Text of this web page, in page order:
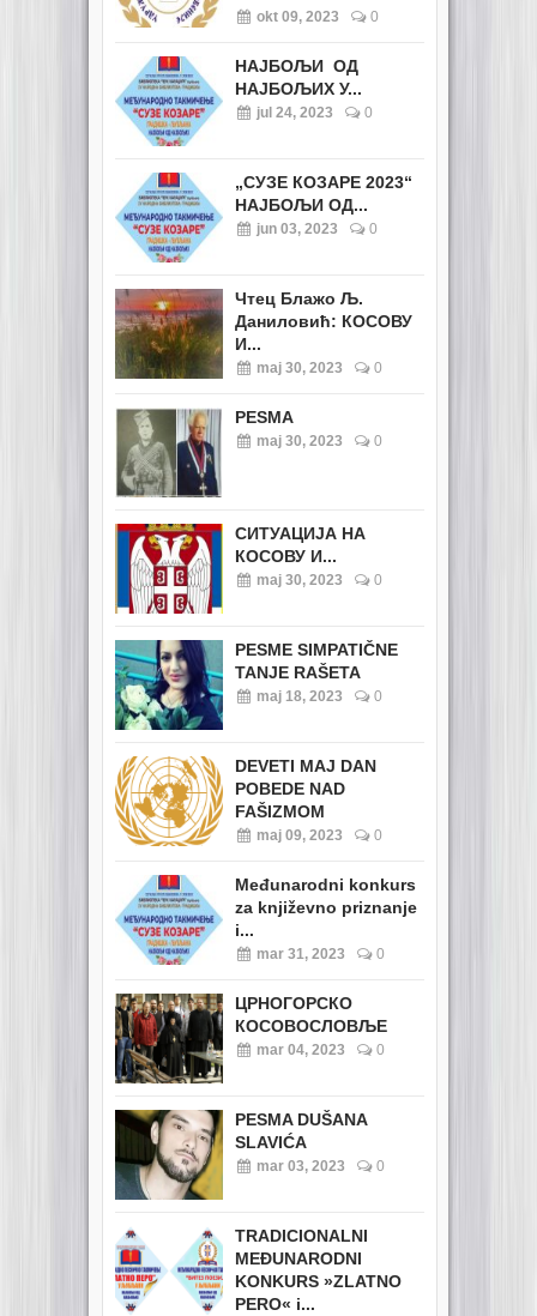
okt 09, 2023 0
НАЈБОЉИ ОД
НАЈБОЉИХ У...
jul 24, 2023 0
„СУЗЕ КОЗАРЕ 2023“
НАЈБОЉИ ОД...
jun 03, 2023 0
Чтец Блажо Љ.
Даниловић: КОСОВУ
И...
maj 30, 2023 0
PESMA
maj 30, 2023 0
СИТУАЦИЈА НА
КОСОВУ И...
maj 30, 2023 0
PESME SIMPATIČNE
TANJE RAŠETA
maj 18, 2023 0
DEVETI MAJ DAN
POBEDE NAD
FAŠIZMOM
maj 09, 2023 0
Međunarodni konkurs
za književno priznanje
i...
mar 31, 2023 0
ЦРНОГОРСКО
КОСОВОСЛОВЉЕ
mar 04, 2023 0
PESMA DUŠANA
SLAVIĆA
mar 03, 2023 0
TRADICIONALNI
MEĐUNARODNI
KONKURS »ZLATNO
PERO« i...